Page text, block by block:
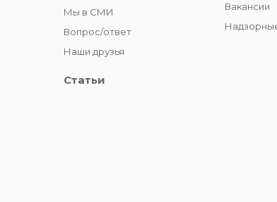
Мы в СМИ
Вопрос/ответ
Наши друзья
Статьи
Вакансии